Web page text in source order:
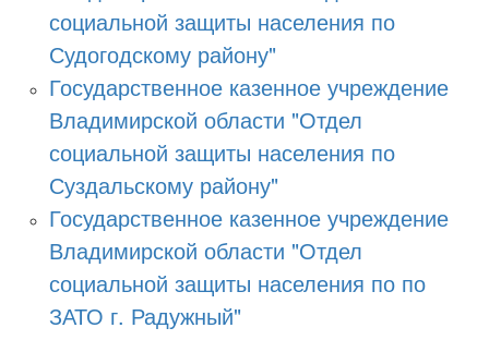
социальной защиты населения по
Судогодскому району"
Государственное казенное учреждение
Владимирской области "Отдел
социальной защиты населения по
Суздальскому району"
Государственное казенное учреждение
Владимирской области "Отдел
социальной защиты населения по по
ЗАТО г. Радужный"